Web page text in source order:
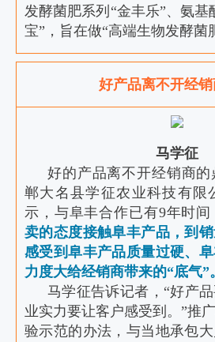
发酵菌肥系列“金丰乐”、氨基
宝”，旨在做“高端生物发酵菌
好产品离不开经
马学征
好的产品离不开经销商
郸大名县学征农业科技有限
示，与阜丰合作已有9年时间
卖的态度接触阜丰产品，到
感受到阜丰产品质量过硬、
力度大给经销商带来的“底气”。
马学征告诉记者，“好产
业实力要让客户感受到。”推
验示范的办法，与当地承包